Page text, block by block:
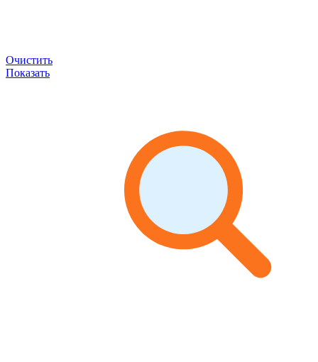
Очистить
Показать